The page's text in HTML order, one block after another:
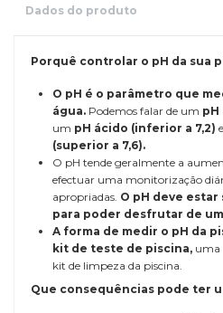
Dados do produto
Porquê controlar o pH da sua
O pH é o parâmetro que
água. Podemos falar de um pH
um pH ácido (inferior a 7,2)
(superior a 7,6).
O pH tende geralmente a
efectuar uma monitorização
apropriadas. O pH deve estar
para poder desfrutar de
A forma de medir o pH da
kit de teste de piscina, uma
kit de limpeza da piscina.
Que consequências pode ter